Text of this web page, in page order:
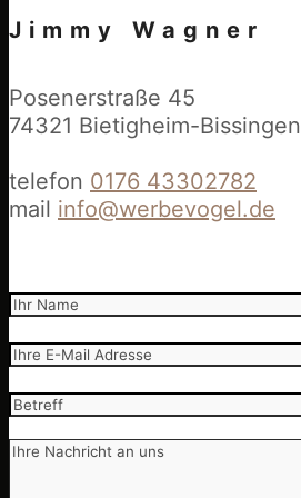
Jimmy Wagner
Posenerstraße 45
74321 Bietigheim-Bissingen
telefon 0176 43302782
mail info@werbevogel.de